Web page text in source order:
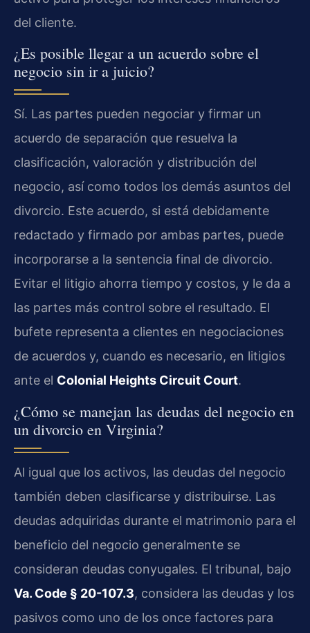
del cliente.
¿Es posible llegar a un acuerdo sobre el
negocio sin ir a juicio?
Sí. Las partes pueden negociar y firmar un
acuerdo de separación que resuelva la
clasificación, valoración y distribución del
negocio, así como todos los demás asuntos del
divorcio. Este acuerdo, si está debidamente
redactado y firmado por ambas partes, puede
incorporarse a la sentencia final de divorcio.
Evitar el litigio ahorra tiempo y costos, y le da a
las partes más control sobre el resultado. El
bufete representa a clientes en negociaciones
de acuerdos y, cuando es necesario, en litigios
ante el Colonial Heights Circuit Court.
¿Cómo se manejan las deudas del negocio en
un divorcio en Virginia?
Al igual que los activos, las deudas del negocio
también deben clasificarse y distribuirse. Las
deudas adquiridas durante el matrimonio para el
beneficio del negocio generalmente se
consideran deudas conyugales. El tribunal, bajo
Va. Code § 20-107.3, considera las deudas y los
pasivos como uno de los once factores para